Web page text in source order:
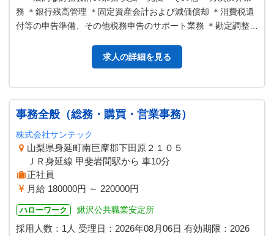
務 ＊銀行残高管理 ＊固定資産会計および減価償却 ＊消費税還
付等の申告準備、その他税務申告のサポート業務 ＊勘定調整プ
求人の詳細を見る
事務全般（総務・購買・営業事務）
株式会社サンテック
山梨県身延町南巨摩郡下田原２１０５
ＪＲ身延線 甲斐岩間駅から 車10分
正社員
月給 180000円 ～ 220000円
ハローワーク 鰍沢公共職業安定所
採用人数：1人 受理日： 2026年08月06日 有効期限： 2026